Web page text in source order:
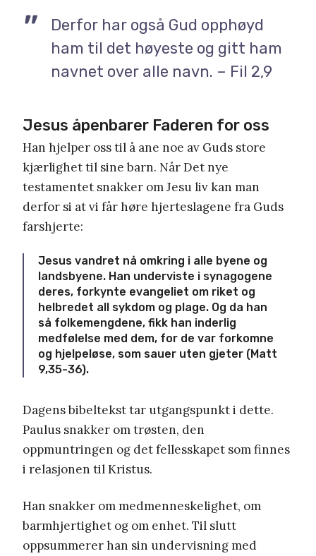
Derfor har også Gud opphøyd
ham til det høyeste og gitt ham
navnet over alle navn. – Fil 2,9
Jesus åpenbarer Faderen for oss
Han hjelper oss til å ane noe av Guds store
kjærlighet til sine barn. Når Det nye
testamentet snakker om Jesu liv kan man
derfor si at vi får høre hjerteslagene fra Guds
farshjerte:
Jesus vandret nå omkring i alle byene og
landsbyene. Han underviste i synagogene
deres, forkynte evangeliet om riket og
helbredet all sykdom og plage. Og da han
så folkemengdene, fikk han inderlig
medfølelse med dem, for de var forkomne
og hjelpeløse, som sauer uten gjeter (Matt
9,35-36).
Dagens bibeltekst tar utgangspunkt i dette.
Paulus snakker om trøsten, den
oppmuntringen og det fellesskapet som finnes
i relasjonen til Kristus.
Han snakker om medmenneskelighet, om
barmhjertighet og om enhet. Til slutt
oppsummerer han sin undervisning med